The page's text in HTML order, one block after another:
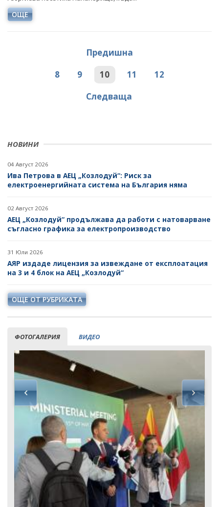
НОВИНИ
04 Август 2026
Ива Петрова в АЕЦ „Козлодуй“: Риск за
електроенергийната система на България няма
02 Август 2026
АЕЦ „Козлодуй“ продължава да работи с натоварване
съгласно графика за електропроизводство
31 Юли 2026
АЯР издаде лицензия за извеждане от експлоатация
на 3 и 4 блок на АЕЦ „Козлодуй“
ОЩЕ ОТ РУБРИКАТА
ФОТОГАЛЕРИЯ ВИДЕО
ОЩЕ
Предишна
8
9 10 11
12
Следваща